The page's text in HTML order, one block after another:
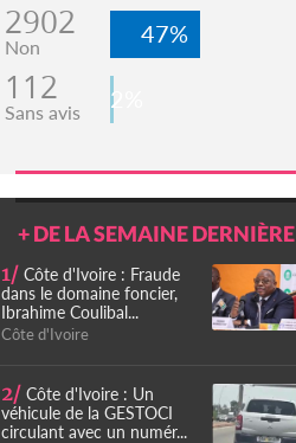
2902
Non 47%
112
Sans avis 2%
+ DE LA SEMAINE DERNIÈRE
1/ Côte d'Ivoire : Fraude
dans le domaine foncier,
Ibrahime Coulibal...
Côte d'Ivoire
2/ Côte d'Ivoire : Un
véhicule de la GESTOCI
circulant avec un numér...